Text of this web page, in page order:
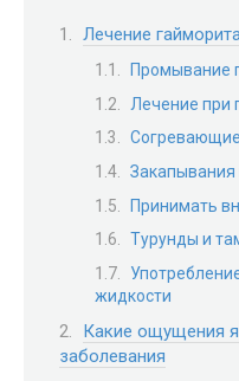
Лечение
Промывание
Лечение при
Закапывания
Принимать
Турунды и
жидкости
Какие ощущения
заболевания